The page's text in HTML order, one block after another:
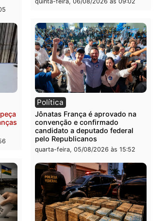
às 09:28 quinta-feira, 06/08/2026 às
a facção
às 09:05
Polícia
Homem é preso com
durante ação da PM no
quinta-feira, 06/08/2026 às